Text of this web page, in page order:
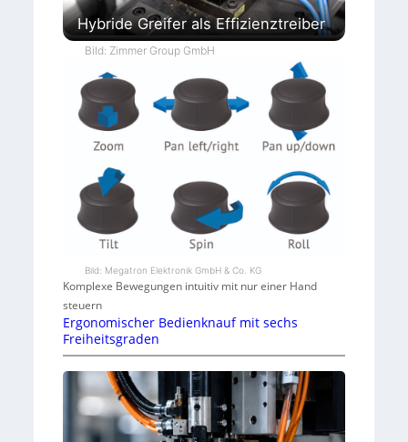
Hybride Greifer als Effizienztreiber
Bild: Zimmer Group GmbH
Bild: Megatron Elektronik GmbH & Co. KG
Komplexe Bewegungen intuitiv mit nur einer Hand
steuern
Ergonomischer Bedienknauf mit sechs
Freiheitsgraden